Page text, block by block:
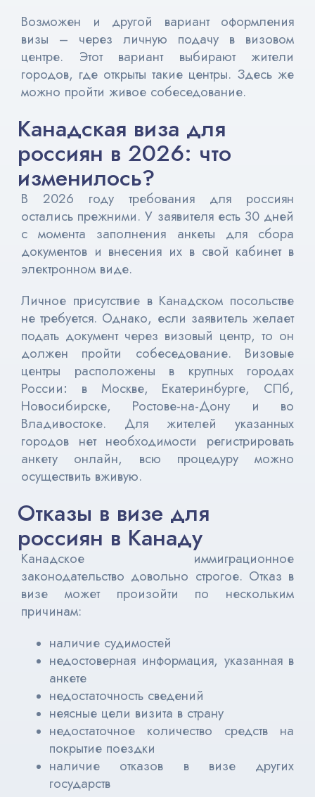
Возможен и другой вариант оформления
визы – через личную подачу в визовом
центре. Этот вариант выбирают жители
городов, где открыты такие центры. Здесь же
можно пройти живое собеседование.
Канадская виза для
россиян в 2026: что
изменилось?
В 2026 году требования для россиян
остались прежними. У заявителя есть 30 дней
с момента заполнения анкеты для сбора
документов и внесения их в свой кабинет в
электронном виде.
Личное присутствие в Канадском посольстве
не требуется. Однако, если заявитель желает
подать документ через визовый центр, то он
должен пройти собеседование. Визовые
центры расположены в крупных городах
России: в Москве, Екатеринбурге, СПб,
Новосибирске, Ростове-на-Дону и во
Владивостоке. Для жителей указанных
городов нет необходимости регистрировать
анкету онлайн, всю процедуру можно
осуществить вживую.
Отказы в визе для
россиян в Канаду
Канадское иммиграционное
законодательство довольно строгое. Отказ в
визе может произойти по нескольким
причинам:
наличие судимостей
недостоверная информация, указанная в
анкете
недостаточность сведений
неясные цели визита в страну
недостаточное количество средств на
покрытие поездки
наличие отказов в визе других
государств